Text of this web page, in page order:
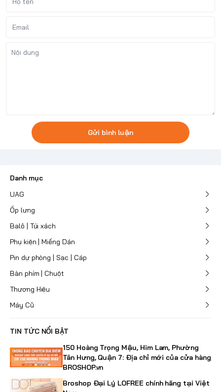
Gửi bình luận
Danh mục
UAG
Ốp lưng
Balô | Túi xách
Phụ kiện | Miếng Dán
Pin dự phòng | Sạc | Cáp
Bàn phím | Chuột
Thương Hiệu
Máy Cũ
TIN TỨC NỔI BẬT
150 Hoàng Trọng Mậu, Him Lam, Phường
Tân Hưng, Quận 7: Địa chỉ mới của cửa hàng
BROSHOP.vn
Broshop Đại Lý LOFREE chính hãng tại Việt